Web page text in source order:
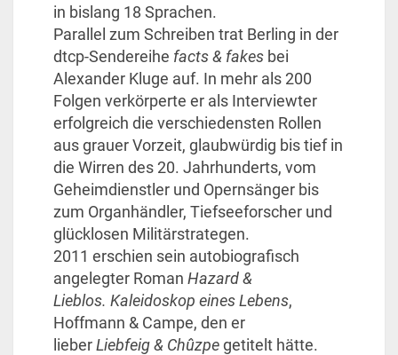
in bislang 18 Sprachen.
Parallel zum Schreiben trat Berling in der
dtcp-Sendereihe facts & fakes bei
Alexander Kluge auf. In mehr als 200
Folgen verkörperte er als Interviewter
erfolgreich die verschiedensten Rollen
aus grauer Vorzeit, glaubwürdig bis tief in
die Wirren des 20. Jahrhunderts, vom
Geheimdienstler und Opernsänger bis
zum Organhändler, Tiefseeforscher und
glücklosen Militärstrategen.
2011 erschien sein autobiografisch
angelegter Roman Hazard &
Lieblos. Kaleidoskop eines Lebens,
Hoffmann & Campe, den er
lieberLiebfeig & Chûzpegetitelt hätte.